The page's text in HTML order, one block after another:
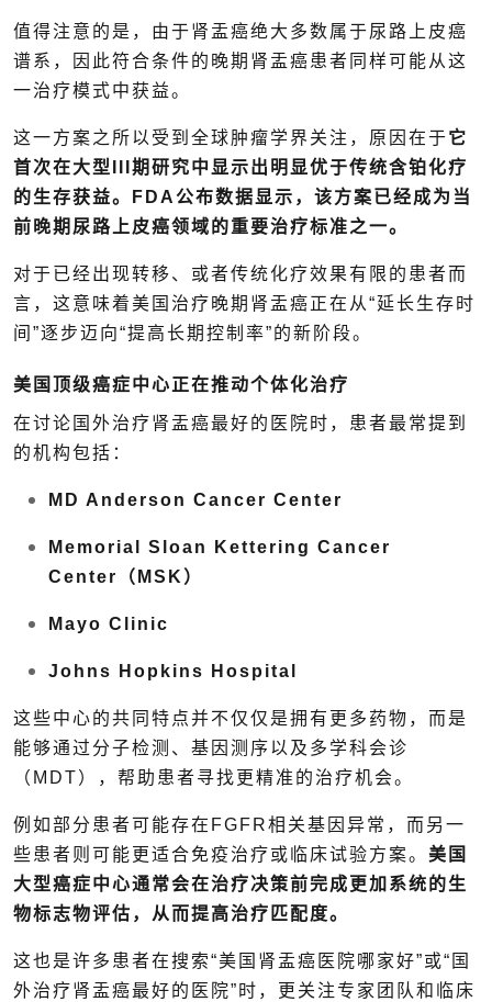
值得注意的是，由于肾盂癌绝大多数属于尿路上皮癌
谱系，因此符合条件的晚期肾盂癌患者同样可能从这
一治疗模式中获益。
这一方案之所以受到全球肿瘤学界关注，原因在于它
首次在大型III期研究中显示出明显优于传统含铂化疗
的生存获益。FDA公布数据显示，该方案已经成为当
前晚期尿路上皮癌领域的重要治疗标准之一。
对于已经出现转移、或者传统化疗效果有限的患者而
言，这意味着美国治疗晚期肾盂癌正在从“延长生存时
间”逐步迈向“提高长期控制率”的新阶段。
美国顶级癌症中心正在推动个体化治疗
在讨论国外治疗肾盂癌最好的医院时，患者最常提到
的机构包括：
MD Anderson Cancer Center
Memorial Sloan Kettering Cancer
Center（MSK）
Mayo Clinic
Johns Hopkins Hospital
这些中心的共同特点并不仅仅是拥有更多药物，而是
能够通过分子检测、基因测序以及多学科会诊
（MDT），帮助患者寻找更精准的治疗机会。
例如部分患者可能存在FGFR相关基因异常，而另一
些患者则可能更适合免疫治疗或临床试验方案。 美国
大型癌症中心通常会在治疗决策前完成更加系统的生
物标志物评估，从而提高治疗匹配度。
这也是许多患者在搜索“美国肾盂癌医院哪家好”或“国
外治疗肾盂癌最好的医院”时，更关注专家团队和临床